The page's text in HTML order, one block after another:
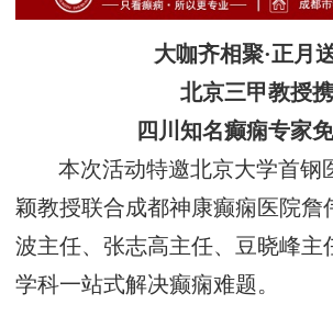
大咖齐相聚·正月
北京三甲教授
四川知名癫痫专家
本次活动特邀北京大学首钢
颖教授联合成都神康癫痫医院詹
波主任、张志高主任、豆晓峰主
学科一站式解决癫痫难题。